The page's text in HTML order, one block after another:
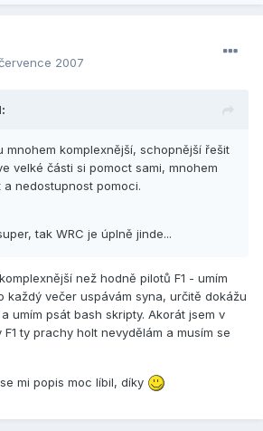
2007
mnohem komplexnější, schopnější řešit
velké části si pomoct sami, mnohem
nedostupnost pomoci.
tak WRC je úplně jinde...
než hodně pilotů F1 - umím
každý večer uspávám syna, určitě dokážu
umím psát bash skripty. Akorát jsem v
ty prachy holt nevydělám a musím se
mi popis moc líbil, díky